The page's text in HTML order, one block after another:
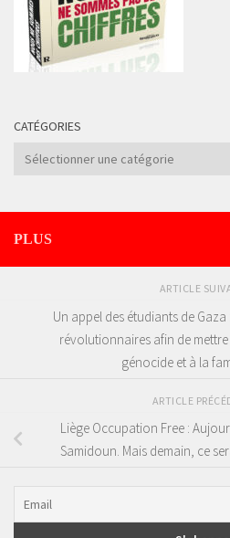
CATÉGORIES
Catégories
PLUS
ARTICLE
Un appel des étudiants de
révolutionnaires afin de
génocide et à la
ARTICLE
Liège Occupation Free :
Samidoun. Mais demain, ce